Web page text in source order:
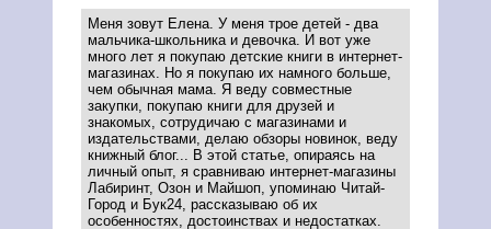
Меня зовут Елена. У меня трое детей - два
мальчика-школьника и девочка. И вот уже
много лет я покупаю детские книги в интернет-
магазинах. Но я покупаю их намного больше,
чем обычная мама. Я веду совместные
закупки, покупаю книги для друзей и
знакомых, сотрудичаю с магазинами и
издательствами, делаю обзоры новинок, веду
книжный блог... В этой статье, опираясь на
личный опыт, я сравниваю интернет-магазины
Лабиринт, Озон и Майшоп, упоминаю Читай-
Город и Бук24, рассказываю об их
особенностях, достоинствах и недостатках.